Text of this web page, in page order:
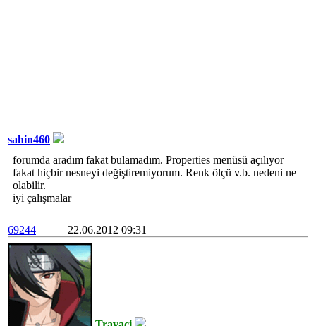
sahin460
forumda aradım fakat bulamadım. Properties menüsü açılıyor
fakat hiçbir nesneyi değiştiremiyorum. Renk ölçü v.b. nedeni ne
olabilir.
iyi çalışmalar
69244 22.06.2012 09:31